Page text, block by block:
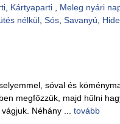
, Kártyaparti Meleg nyári
nélkül, Sós, Savanyú
sóval és
megfőzzük, majd hűlni
Néhány ... tovább